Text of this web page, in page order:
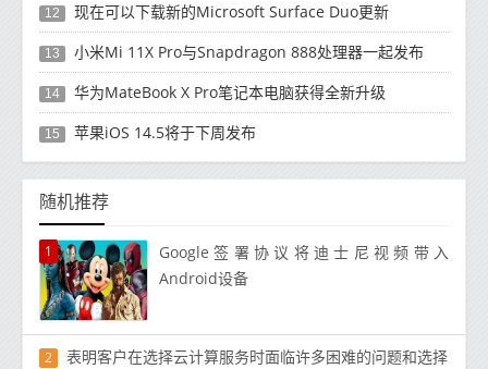
12 现在可以下载新的Microsoft Surface Duo更新
13 小米Mi 11X Pro与Snapdragon 888处理器一起发布
14 华为MateBook X Pro笔记本电脑获得全新升级
15 苹果iOS 14.5将于下周发布
随机推荐
1
Google签署协议将迪士尼视频带入
Android设备
2 表明客户在选择云计算服务时面临许多困难的问题和选择